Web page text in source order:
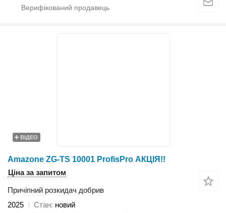
ВІДЕО
Amazone ZG-TS 10001 ProfisPro АКЦІЯ!!
Ціна за запитом
Причіпний розкидач добрив
2025
Стан новий